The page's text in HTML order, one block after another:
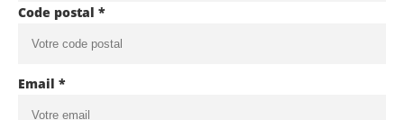
Code postal *
Email *